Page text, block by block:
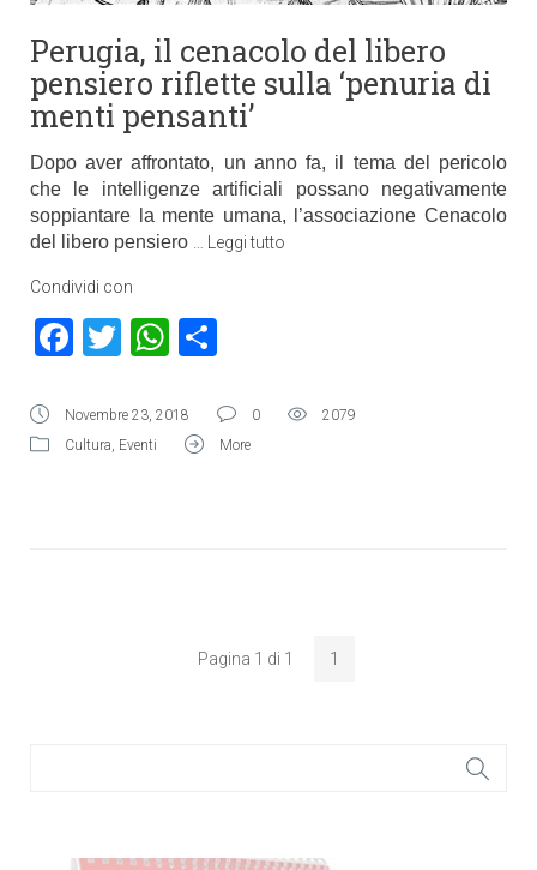
Perugia, il cenacolo del libero
pensiero riflette sulla ‘penuria di
menti pensanti’
Dopo aver affrontato, un anno fa, il tema del pericolo
che le intelligenze artificiali possano negativamente
soppiantare la mente umana, l’associazione Cenacolo
del libero pensiero
Leggi tutto
Condividi con
Facebook
TwitterWhatsApp
Novembre 23, 2018 0
2079
Cultura, Eventi More
Pagina 1 di 1 1